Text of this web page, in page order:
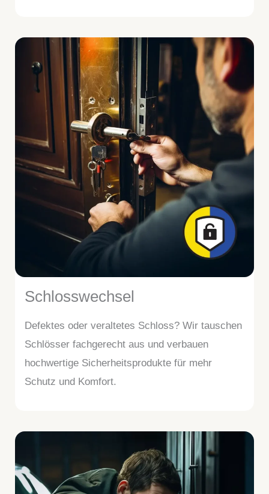
Schlosswechsel
Defektes oder veraltetes Schloss? Wir tauschen
Schlösser fachgerecht aus und verbauen
hochwertige Sicherheitsprodukte für mehr
Schutz und Komfort.